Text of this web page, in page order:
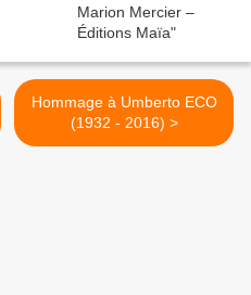
Hommage à Umberto ECO
(1932 - 2016) >